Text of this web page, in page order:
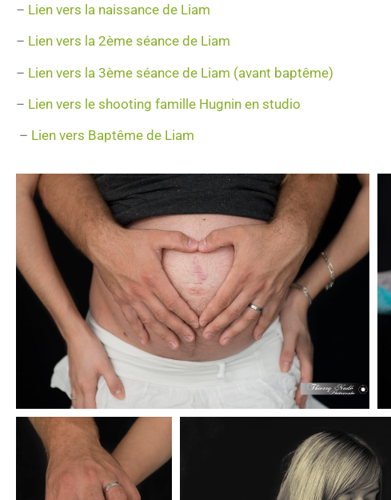
– Lien vers la naissance de Liam
– Lien vers la 2ème séance de Liam
– Lien vers la 3ème séance de Liam (avant baptême)
– Lien vers le shooting famille Hugnin en studio
– Lien vers Baptême de Liam